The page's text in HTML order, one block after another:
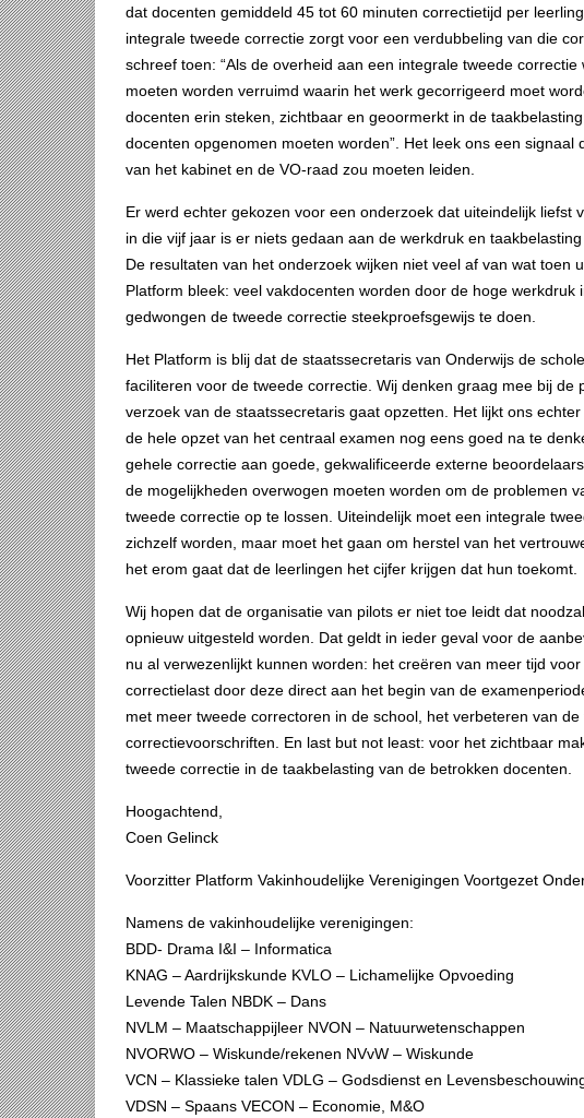
dat docenten gemiddeld 45 tot 60 minuten correctietijd per
integrale tweede correctie zorgt voor een verdubbeling van die
schreef toen: “Als de overheid aan een integrale tweede correctie
moeten worden verruimd waarin het werk gecorrigeerd moet
docenten erin steken, zichtbaar en geoormerkt in de
docenten opgenomen moeten worden”. Het leek ons een signaal
van het kabinet en de VO-raad zou moeten leiden.
Er werd echter gekozen voor een onderzoek dat uiteindelijk liefst
in die vijf jaar is er niets gedaan aan de werkdruk en
De resultaten van het onderzoek wijken niet veel af van wat toen
Platform bleek: veel vakdocenten worden door de hoge werkdruk
gedwongen de tweede correctie steekproefsgewijs te doen.
Het Platform is blij dat de staatssecretaris van Onderwijs de
faciliteren voor de tweede correctie. Wij denken graag mee bij de
verzoek van de staatssecretaris gaat opzetten. Het lijkt ons
de hele opzet van het centraal examen nog eens goed na te
gehele correctie aan goede, gekwalificeerde externe
de mogelijkheden overwogen moeten worden om de problemen
tweede correctie op te lossen. Uiteindelijk moet een integrale
zichzelf worden, maar moet het gaan om herstel van het
het erom gaat dat de leerlingen het cijfer krijgen dat hun toekomt.
Wij hopen dat de organisatie van pilots er niet toe leidt dat
opnieuw uitgesteld worden. Dat geldt in ieder geval voor de
nu al verwezenlijkt kunnen worden: het creëren van meer tijd
correctielast door deze direct aan het begin van de
met meer tweede correctoren in de school, het verbeteren van
correctievoorschriften. En last but not least: voor het zichtbaar
tweede correctie in de taakbelasting van de betrokken docenten.
Hoogachtend,
Coen Gelinck
Voorzitter Platform Vakinhoudelijke Verenigingen Voortgezet
Namens de vakinhoudelijke verenigingen:
BDD- Drama I&I – Informatica
KNAG – Aardrijkskunde KVLO – Lichamelijke Opvoeding
Levende Talen NBDK – Dans
NVLM – Maatschappijleer NVON – Natuurwetenschappen
NVORWO – Wiskunde/rekenen NVvW – Wiskunde
VCN – Klassieke talen VDLG – Godsdienst en
VDSN – Spaans VECON – Economie, M&O